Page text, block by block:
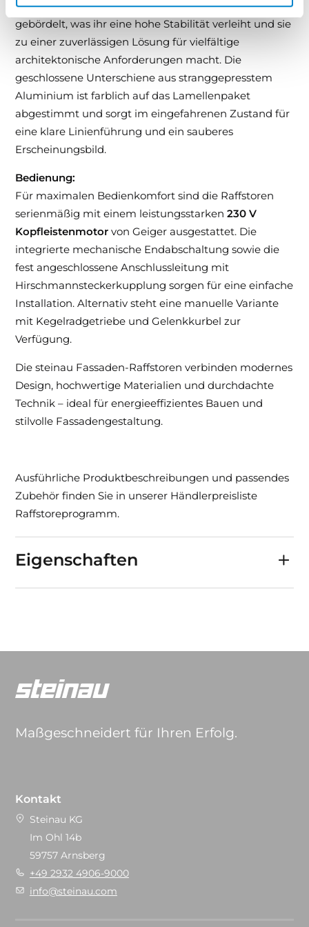
Kratzer und Stöße.Die C 80 Lamelleist beidseitig
gebördelt, was ihr eine hohe Stabilität verleiht und sie
zu einer zuverlässigen Lösung für vielfältige
architektonische Anforderungen macht. Die
geschlossene Unterschiene aus stranggepresstem
Aluminium ist farblich auf das Lamellenpaket
abgestimmt und sorgt im eingefahrenen Zustand für
eine klare Linienführung und ein sauberes
Erscheinungsbild.
Bedienung:
Für maximalen Bedienkomfort sind die Raffstoren
serienmäßig mit einem leistungsstarken230 V
Kopfleistenmotor von Geiger ausgestattet. Die
integrierte mechanische Endabschaltung sowie die
fest angeschlossene Anschlussleitung mit
Hirschmannsteckerkupplung sorgen für eine einfache
Installation. Alternativ steht eine manuelle Variante
mit Kegelradgetriebe und Gelenkkurbel zur
Verfügung.
Die steinau Fassaden-Raffstoren verbinden modernes
Design, hochwertige Materialien und durchdachte
Technik – ideal für energieeffizientes Bauen und
stilvolle Fassadengestaltung.
Ausführliche Produktbeschreibungen und passendes
Zubehör finden Sie in unserer Händlerpreisliste
Raffstoreprogramm.
Eigenschaften
Maßgeschneidert für Ihren Erfolg.
Kontakt
Steinau KG
Im Ohl 14b
59757 Arnsberg
+49 2932 4906-9000
info@steinau.com